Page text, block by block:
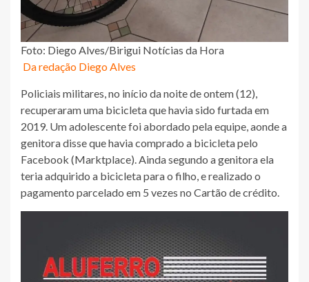
Foto: Diego Alves/Birigui Notícias da Hora
Da redação Diego Alves
Policiais militares, no início da noite de ontem (12),
recuperaram uma bicicleta que havia sido furtada em
2019. Um adolescente foi abordado pela equipe, aonde a
genitora disse que havia comprado a bicicleta pelo
Facebook (Marktplace). Ainda segundo a genitora ela
teria adquirido a bicicleta para o filho, e realizado o
pagamento parcelado em 5 vezes no Cartão de crédito.